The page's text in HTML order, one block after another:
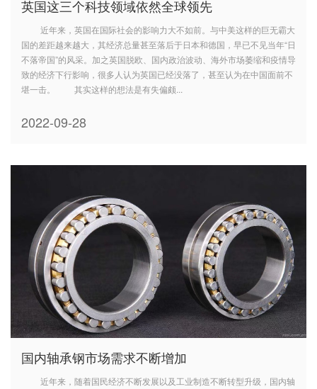
英国这三个科技领域依然全球领先
近年来，英国在国际社会的影响力大不如前。与中美这样的巨无霸大
国的差距越来越大，其经济总量甚至落后于日本和德国，早已不见当年“日
不落帝国”的风采。加之英国脱欧、国内政治波动、海外市场萎缩和疫情导
致的经济下行影响，很多人认为英国已经没落了，甚至认为在中国面前不
堪一击。 其实这样的想法是有失偏颇...
2022-09-28
国内轴承钢市场需求不断增加
近年来，随着国民经济不断发展以及工业制造不断转型升级，国内轴